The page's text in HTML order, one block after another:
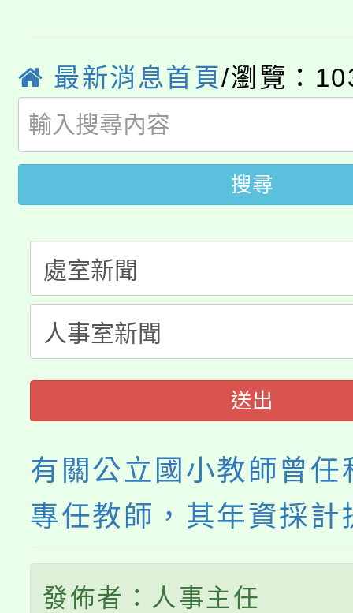
局官網。
8月14至27日，桃園電
開!
115年桃園市運動會8/
田徑場及游泳池舉行。
桃園市低收入戶享有免
視費優惠，中低收入戶
者。
大園自造教育及科技
份教師研習
淨零綠生活教案入校路
會
115年食農教育專業人
程
最新消息首頁/瀏覽：
搜尋
送出
有關公立國小教師曾任
專任教師，其年資採計
發佈者：人事主任